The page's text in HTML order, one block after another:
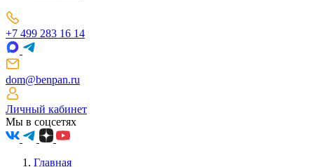
+7 499 283 16 14
dom@benpan.ru
Личный кабинет
Мы в соцсетях
Главная